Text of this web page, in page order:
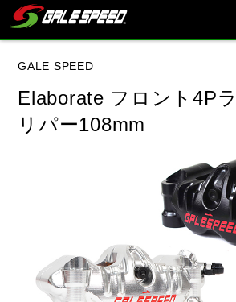
データを準備して
閉じる
GALE SPEED
Elaborate フロント4P
リパー108mm